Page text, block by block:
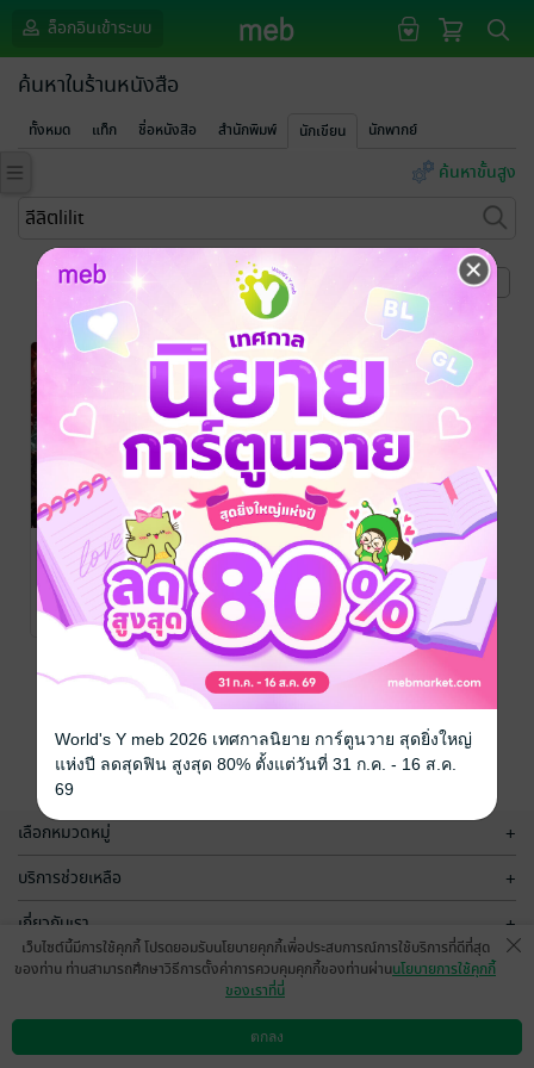
ล็อกอินเข้าระบบ
ค้นหาในร้านหนังสือ
ทั้งหมด แท็ก ชื่อหนังสือ สำนักพิมพ์ นักเขียน นักพากย์
ค้นหาขั้นสูง
หน้าที่ 1
องค์หญิงปีศาจ
กับสนมชายทั้ง
แปด ภาค1
ลีลิตLilit
/ บัวเขียว
สีหม่น
นิยายรักจีนโบราณ
No Rating
เลือกหมวดหมู่ +
บริการช่วยเหลือ +
เกี่ยวกับเรา +
กลุ่มธุรกิจในเครือ
ดาวน์โหลดแอป วิธีการใช้งาน ติดต่อเรา
เว็บไซต์นี้มีการใช้คุกกี้ โปรดยอมรับนโยบายคุกกี้เพื่อประสบการณ์การใช้บริการที่ดีที่สุด
ของท่าน ท่านสามารถศึกษาวิธีการตั้งค่าการควบคุมคุกกี้ของท่านผ่านนโยบายการใช้คุกกี้
ของเราที่นี่
ตกลง
World's Y meb 2026 เทศกาลนิยาย การ์ตูนวาย สุดยิ่งใหญ่
แห่งปี ลดสุดฟิน สูงสุด 80% ตั้งแต่วันที่ 31 ก.ค. - 16 ส.ค.
69